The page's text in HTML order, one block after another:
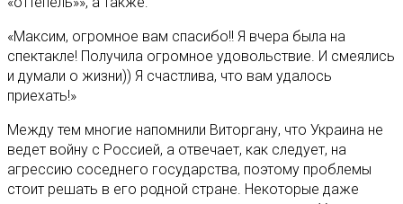
«Максим, огромное вам спасибо!! Я вчера была на
спектакле! Получила огромное удовольствие. И смеялись
и думали о жизни)) Я счастлива, что вам удалось
приехать!»
Между тем многие напомнили Виторгану, что Украина не
ведет войну с Россией, а отвечает, как следует, на
агрессию соседнего государства, поэтому проблемы
стоит решать в его родной стране. Некоторые даже